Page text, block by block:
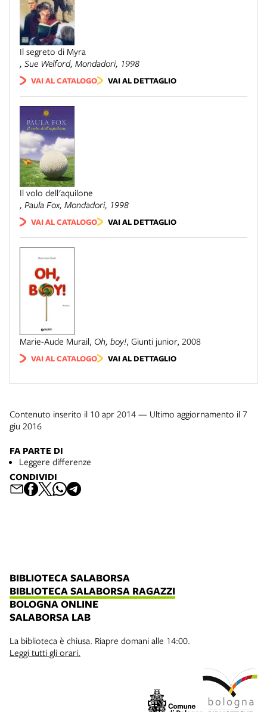
Il segreto di Myra
, Sue Welford, Mondadori, 1998
VAI AL CATALOGO VAI AL DETTAGLIO
Il volo dell'aquilone
, Paula Fox, Mondadori, 1998
VAI AL CATALOGO VAI AL DETTAGLIO
Marie-Aude Murail, Oh, boy!, Giunti junior, 2008
VAI AL CATALOGO VAI AL DETTAGLIO
Contenuto inserito il 10 apr 2014 — Ultimo aggiornamento il 7
giu 2016
FA PARTE DI
Leggere differenze
CONDIVIDI
BIBLIOTECA SALABORSA
BIBLIOTECA SALABORSA RAGAZZI
BOLOGNA ONLINE
SALABORSA LAB
La biblioteca è chiusa. Riapre domani alle 14:00.
Leggi tutti gli orari.